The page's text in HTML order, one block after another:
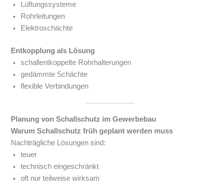
Lüftungssysteme
Rohrleitungen
Elektroschächte
Entkopplung als Lösung
schallentkoppelte Rohrhalterungen
gedämmte Schächte
flexible Verbindungen
Planung von Schallschutz im Gewerbebau
Warum Schallschutz früh geplant werden muss
Nachträgliche Lösungen sind:
teuer
technisch eingeschränkt
oft nur teilweise wirksam